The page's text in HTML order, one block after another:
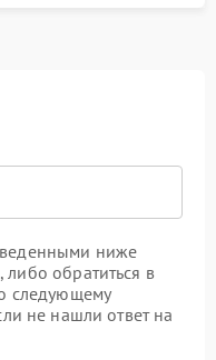
ниже
обратиться в
следующему
не нашли ответ на